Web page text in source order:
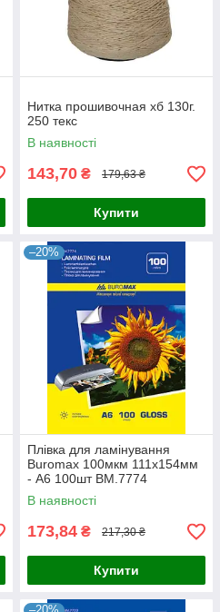
Нитка прошивочная хб 130г.
250 текс
В наявності
143,70 ₴ 179,63 ₴
Купити
–20%
Плівка для ламінування
Buromax 100мкм 111х154мм
- A6 100шт BM.7774
В наявності
173,84 ₴ 217,30 ₴
Купити